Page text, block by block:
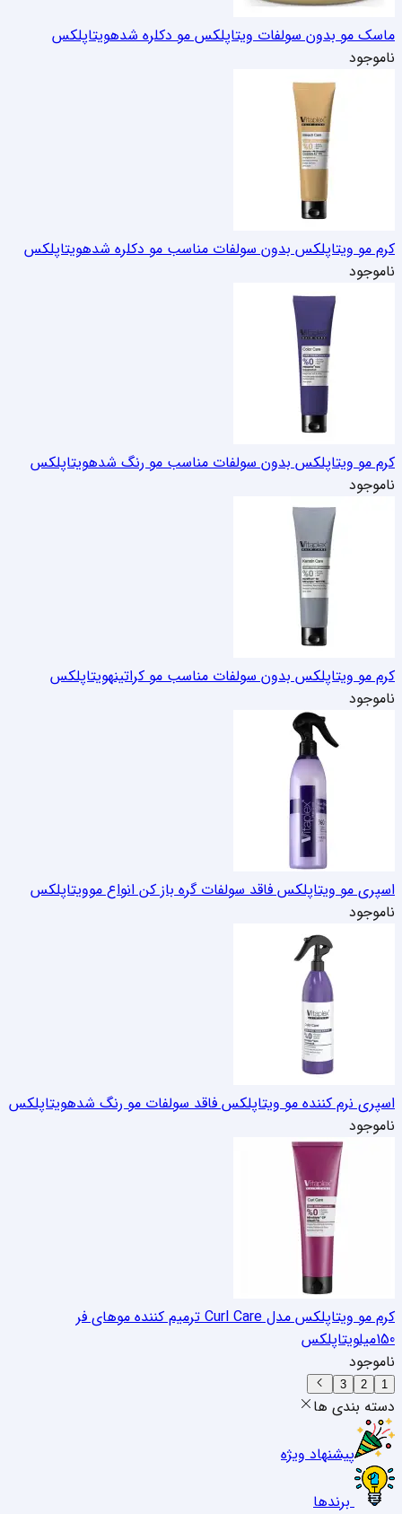
ماسک مو بدون سولفات ویتاپلکس مو دکلره شدهویتاپلکس
ناموجود
کرم مو ویتاپلکس بدون سولفات مناسب مو دکلره شدهویتاپلکس
ناموجود
کرم مو ویتاپلکس بدون سولفات مناسب مو رنگ شدهویتاپلکس
ناموجود
کرم مو ویتاپلکس بدون سولفات مناسب مو کراتینهویتاپلکس
ناموجود
اسپری مو ویتاپلکس فاقد سولفات گره باز کن انواع موویتاپلکس
ناموجود
اسپری نرم کننده مو ویتاپلکس فاقد سولفات مو رنگ شدهویتاپلکس
ناموجود
کرم مو ویتاپلکس مدل Curl Care ترمیم کننده موهای فر
150میل
ویتاپلکس
ناموجود
1
2
3
دسته بندی ها
پیشنهاد ویژه
برندها